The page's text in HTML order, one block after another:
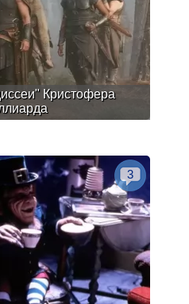
Кристофера
3